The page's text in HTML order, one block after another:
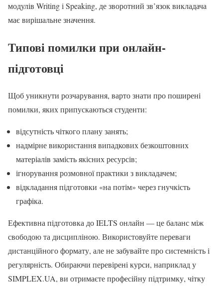
модулів Writing і Speaking, де зворотний зв’язок викладача
має вирішальне значення.
Типові помилки при онлайн-
підготовці
Щоб уникнути розчарування, варто знати про поширені
помилки, яких припускаються студенти:
відсутність чіткого плану занять;
надмірне використання випадкових безкоштовних
матеріалів замість якісних ресурсів;
ігнорування розмовної практики з викладачем;
відкладання підготовки «на потім» через гнучкість
графіка.
Ефективна підготовка до IELTS онлайн — це баланс між
свободою та дисципліною. Використовуйте переваги
дистанційного формату, але не забувайте про системність і
регулярність. Обираючи перевірені курси, наприклад у
SIMPLEX.UA, ви отримаєте професійну підтримку, чітку